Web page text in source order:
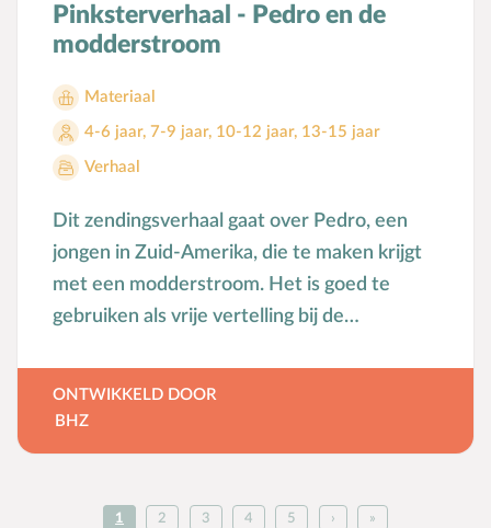
Pinksterverhaal - Pedro en de
modderstroom
Materiaal
4-6 jaar, 7-9 jaar, 10-12 jaar, 13-15 jaar
Verhaal
Dit zendingsverhaal gaat over Pedro, een
jongen in Zuid-Amerika, die te maken krijgt
met een modderstroom. Het is goed te
gebruiken als vrije vertelling bij de
ONTWIKKELD DOOR
BHZ
1 2 3 4 5 › »